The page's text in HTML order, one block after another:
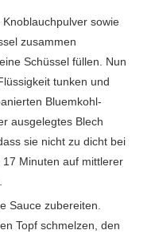
zusammen
Schüssel füllen. Nun
tunken und
Bluemkohl-
ausgelegtes Blech
sie nicht zu dicht bei
Minuten auf mittlerer
Topf schmelzen, den